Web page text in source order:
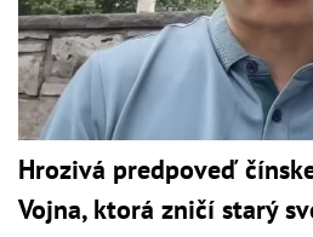
Hrozivá predpoveď
Vojna, ktorá zničí starý